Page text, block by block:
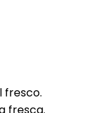
fresco.